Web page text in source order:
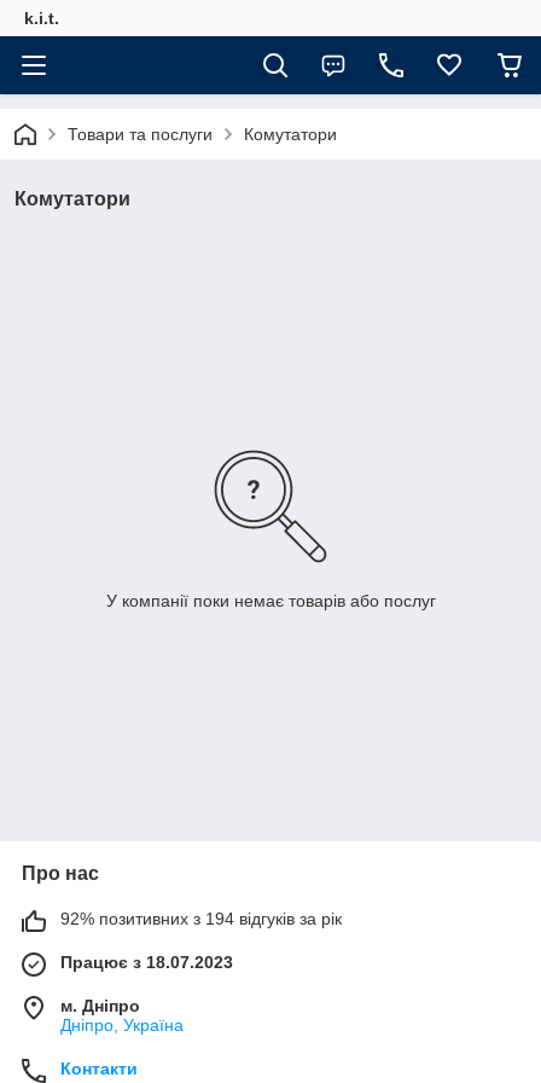
k.i.t.
Товари та послуги Комутатори
Комутатори
У компанії поки немає товарів або послуг
Про нас
92% позитивних з 194 відгуків за рік
Працює з 18.07.2023
м. Дніпро
Дніпро, Україна
Контакти